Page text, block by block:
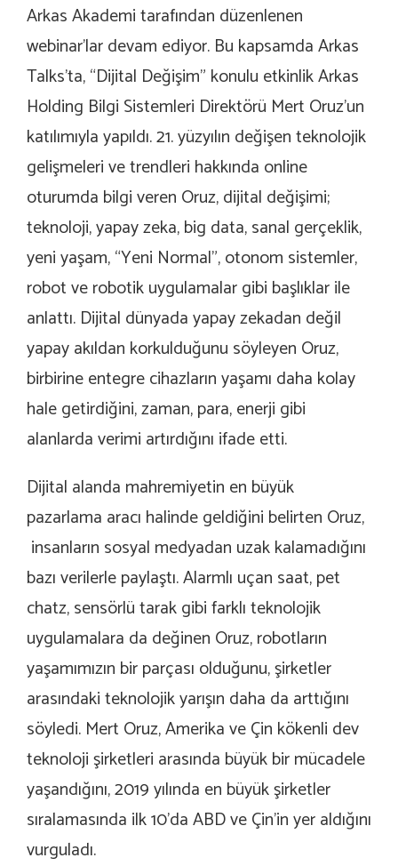
Arkas Akademi tarafından düzenlenen
webinar’lar devam ediyor. Bu kapsamda Arkas
Talks’ta, “Dijital Değişim” konulu etkinlik Arkas
Holding Bilgi Sistemleri Direktörü Mert Oruz’un
katılımıyla yapıldı. 21. yüzyılın değişen teknolojik
gelişmeleri ve trendleri hakkında online
oturumda bilgi veren Oruz, dijital değişimi;
teknoloji, yapay zeka, big data, sanal gerçeklik,
yeni yaşam, “Yeni Normal”, otonom sistemler,
robot ve robotik uygulamalar gibi başlıklar ile
anlattı. Dijital dünyada yapay zekadan değil
yapay akıldan korkulduğunu söyleyen Oruz,
birbirine entegre cihazların yaşamı daha kolay
hale getirdiğini, zaman, para, enerji gibi
alanlarda verimi artırdığını ifade etti.
Dijital alanda mahremiyetin en büyük
pazarlama aracı halinde geldiğini belirten Oruz,
insanların sosyal medyadan uzak kalamadığını
bazı verilerle paylaştı. Alarmlı uçan saat, pet
chatz, sensörlü tarak gibi farklı teknolojik
uygulamalara da değinen Oruz, robotların
yaşamımızın bir parçası olduğunu, şirketler
arasındaki teknolojik yarışın daha da arttığını
söyledi. Mert Oruz, Amerika ve Çin kökenli dev
teknoloji şirketleri arasında büyük bir mücadele
yaşandığını, 2019 yılında en büyük şirketler
sıralamasında ilk 10’da ABD ve Çin’in yer aldığını
vurguladı.